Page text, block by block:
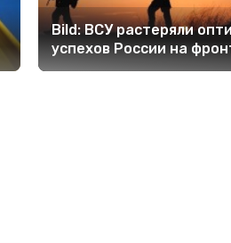
Bild: ВСУ растеряли
успехов России на